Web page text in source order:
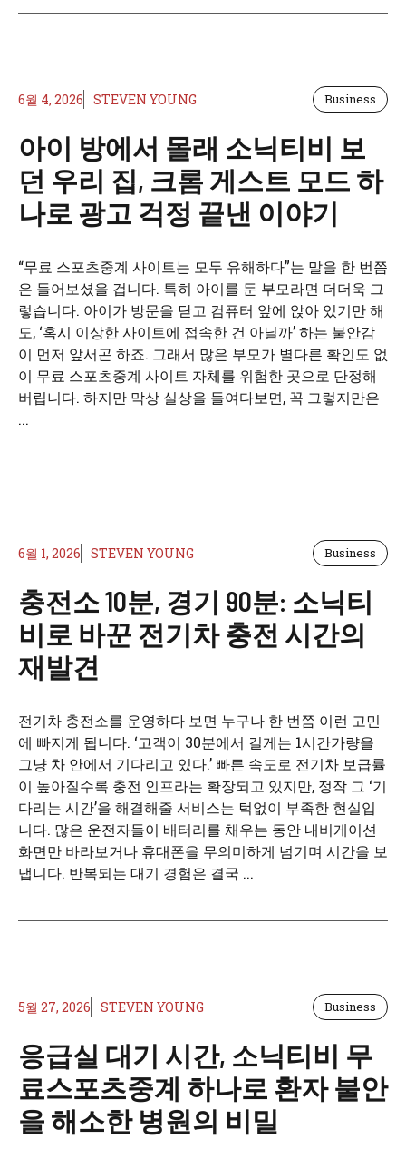
6월 4, 2026 STEVEN YOUNG Business
아이 방에서 몰래 소닉티비 보
던 우리 집, 크롬 게스트 모드 하
나로 광고 걱정 끝낸 이야기
“무료 스포츠중계 사이트는 모두 유해하다”는 말을 한 번쯤
은 들어보셨을 겁니다. 특히 아이를 둔 부모라면 더더욱 그
렇습니다. 아이가 방문을 닫고 컴퓨터 앞에 앉아 있기만 해
도, ‘혹시 이상한 사이트에 접속한 건 아닐까’ 하는 불안감
이 먼저 앞서곤 하죠. 그래서 많은 부모가 별다른 확인도 없
이 무료 스포츠중계 사이트 자체를 위험한 곳으로 단정해
버립니다. 하지만 막상 실상을 들여다보면, 꼭 그렇지만은
...
6월 1, 2026 STEVEN YOUNG Business
충전소 10분, 경기 90분: 소닉티
비로 바꾼 전기차 충전 시간의
재발견
전기차 충전소를 운영하다 보면 누구나 한 번쯤 이런 고민
에 빠지게 됩니다. ‘고객이 30분에서 길게는 1시간가량을
그냥 차 안에서 기다리고 있다.’ 빠른 속도로 전기차 보급률
이 높아질수록 충전 인프라는 확장되고 있지만, 정작 그 ‘기
다리는 시간’을 해결해줄 서비스는 턱없이 부족한 현실입
니다. 많은 운전자들이 배터리를 채우는 동안 내비게이션
화면만 바라보거나 휴대폰을 무의미하게 넘기며 시간을 보
냅니다. 반복되는 대기 경험은 결국 ...
5월 27, 2026 STEVEN YOUNG Business
응급실 대기 시간, 소닉티비 무
료스포츠중계 하나로 환자 불안
을 해소한 병원의 비밀